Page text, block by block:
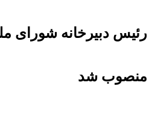
رئیس دبیرخانه شورای
منصوب شد